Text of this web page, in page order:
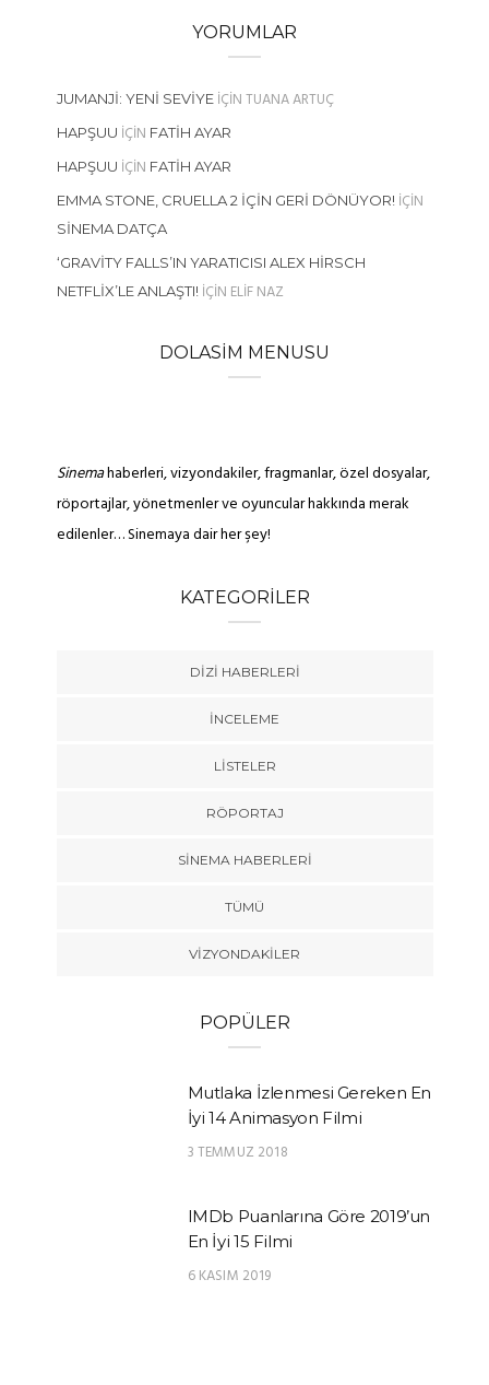
YORUMLAR
JUMANJI: YENI SEVIYEIÇINTUANA ARTUÇ
HAPŞUU IÇIN FATIH AYAR
HAPŞUU IÇIN FATIH AYAR
EMMA STONE, CRUELLA 2 İÇIN GERI DÖNÜYOR!IÇIN
SINEMA DATÇA
‘GRAVITY FALLS’IN YARATICISI ALEX HIRSCH
NETFLIX’LE ANLAŞTI!IÇIN ELIF NAZ
DOLASIM MENUSU
Sinemahaberleri, vizyondakiler, fragmanlar, özel dosyalar,
röportajlar, yönetmenler ve oyuncular hakkında merak
edilenler… Sinemaya dair her şey!
KATEGORILER
DIZI HABERLERI
İNCELEME
LISTELER
RÖPORTAJ
SINEMA HABERLERI
TÜMÜ
VIZYONDAKILER
POPÜLER
Mutlaka İzlenmesi Gereken En
İyi 14 Animasyon Filmi
3 TEMMUZ 2018
IMDb Puanlarına Göre 2019’un
En İyi 15 Filmi
6 KASIM 2019